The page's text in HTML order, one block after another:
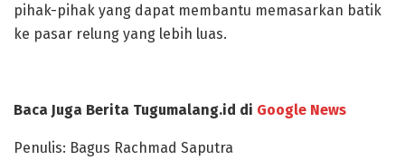
pihak-pihak yang dapat membantu memasarkan batik
ke pasar relung yang lebih luas.
Baca Juga Berita Tugumalang.id di Google News
Penulis: Bagus Rachmad Saputra